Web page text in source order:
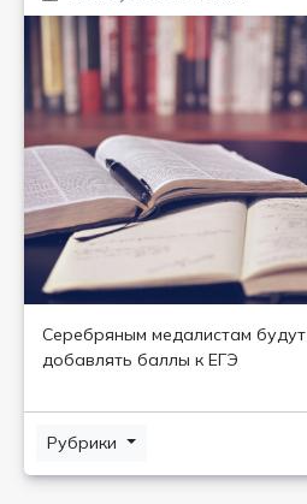
Серебряным медалистам будут
добавлять баллы к ЕГЭ
Рубрики